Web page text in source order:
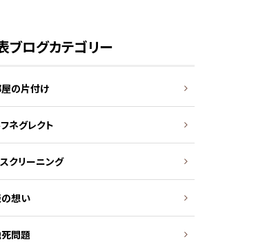
ブログカテゴリー
の片付け
ネグレクト
クリーニング
想い
問題